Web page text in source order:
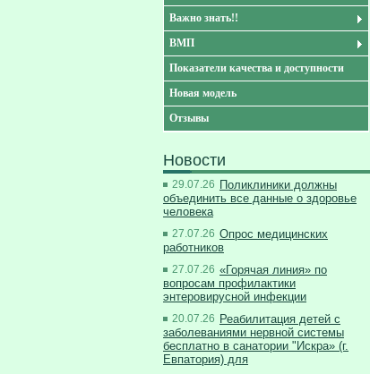
Важно знать!!
ВМП
Показатели качества и доступности
Новая модель
Отзывы
Новости
29.07.26 Поликлиники должны
объединить все данные о здоровье
человека
27.07.26 Опрос медицинских
работников
27.07.26 «Горячая линия» по
вопросам профилактики
энтеровирусной инфекции
20.07.26 Реабилитация детей с
заболеваниями нервной системы
бесплатно в санатории "Искра» (г.
Евпатория) для